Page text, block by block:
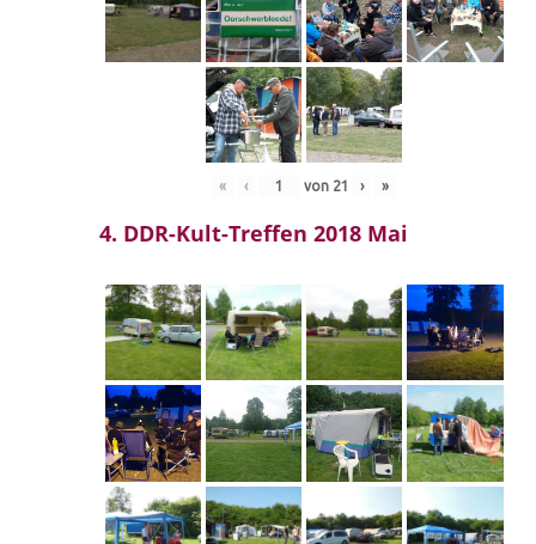
« ‹ von 21 › »
4. DDR-Kult-Treffen 2018 Mai